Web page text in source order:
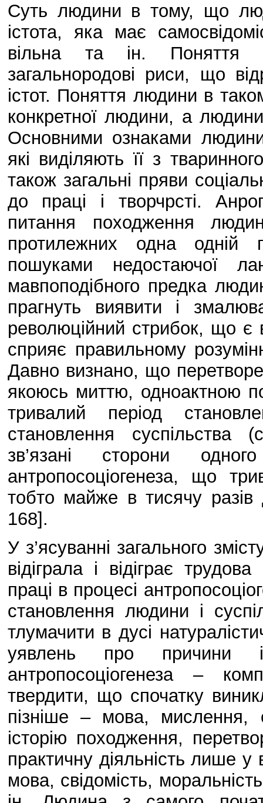
Суть людини в тому, що
істота, яка має
вільна та ін. Поняття
загальнородові риси, що
істот. Поняття людини в
конкретної людини, а
Основними ознаками
які виділяють її з
також загальні пряви
до праці і творчрсті.
питання походження
протилежних одна одній
пошуками недостаючої
мавпоподібного предка
прагнуть виявити і
революційний стрибок, що
сприяє правильному
Давно визнано, що
якоюсь миттю, одноактною
тривалий період
становлення суспільства
зв’язані сторони
антропосоціогенеза, що
тобто майже в тисячу разів
168].
У з’ясуванні загального
відіграла і відіграє
праці в процесі
становлення людини і
тлумачити в дусі
уявлень про причини
антропосоціогенеза –
твердити, що спочатку
пізніше – мова, мислення,
історію походження,
практичну діяльність лише у
мова, свідомість,